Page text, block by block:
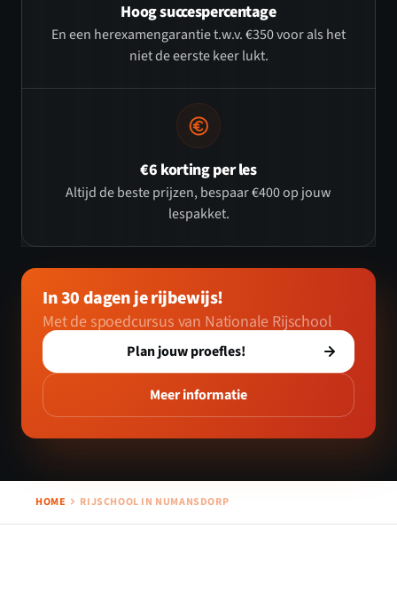
Hoog succespercentage
En een herexamengarantie t.w.v. €350 voor als het
niet de eerste keer lukt.
€6 korting per les
Altijd de beste prijzen, bespaar €400 op jouw
lespakket.
In 30 dagen je rijbewijs!
Met de spoedcursus van Nationale Rijschool
Plan jouw proefles!
Meer informatie
HOME RIJSCHOOL IN NUMANSDORP